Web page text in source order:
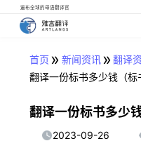
遍布全球的母语翻译官
首页 » 新闻资讯» 翻译
翻译一份标书多少钱（标
翻译一份标书多少
2023-09-26